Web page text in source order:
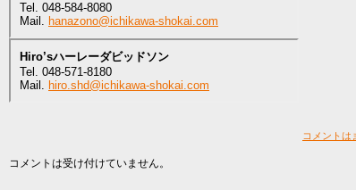
Tel. 048-584-8080
Mail. hanazono@ichikawa-shokai.com
Hiro’sハーレーダビッドソン
Tel. 048-571-8180
Mail. hiro.shd@ichikawa-shokai.com
コメントは
コメントは受け付けていません。